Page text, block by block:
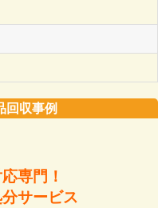
回収事例
専門！
サービス